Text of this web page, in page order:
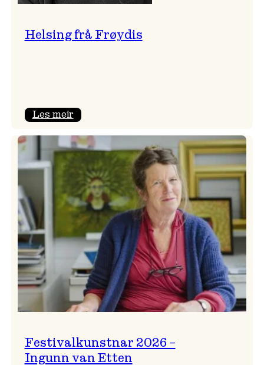
Helsing frå Frøydis
Les meir:
frå
Frøydis
Festivalkunstnar 2026 –
Ingunn van Etten